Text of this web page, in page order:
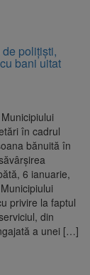
polițiști,
bani uitat
în cadrul
bănuită în
6 ianuarie,
privire la faptul
din
a unei […]